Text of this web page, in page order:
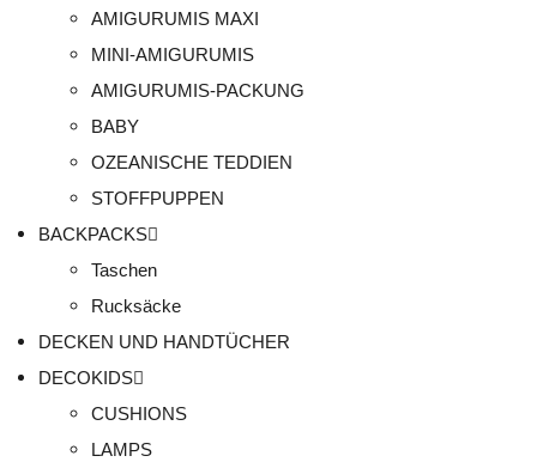
AMIGURUMIS MAXI
MINI-AMIGURUMIS
AMIGURUMIS-PACKUNG
BABY
OZEANISCHE TEDDIEN
STOFFPUPPEN
BACKPACKS
Taschen
Rucksäcke
DECKEN UND HANDTÜCHER
DECOKIDS
CUSHIONS
LAMPS